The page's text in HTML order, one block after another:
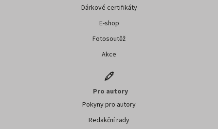
Dárkové certifikáty
E-shop
Fotosoutěž
Akce
Pro autory
Pokyny pro autory
Redakční rady